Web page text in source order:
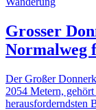
Grosser
Normalweg
Der Großer
2054 Metern,
herausforderndsten